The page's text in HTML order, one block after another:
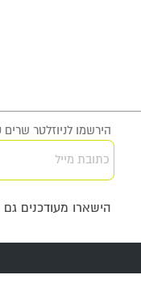
הירשמו לניוזלטר שרים
כתובת מייל
הישארו מעודכנים גם